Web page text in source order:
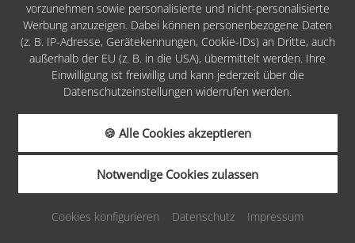
vorzunehmen sowie personalisierte und nicht-personalisierte
Werbung anzuzeigen. Dabei können personenbezogene Daten
(z. B. IP-Adresse, Gerätekennungen, Cookie-IDs) an Dritte, auch
außerhalb der EU (z. B. in die USA), übermittelt werden. Ihre
Einwilligung ist freiwillig und kann jederzeit über die
Datenschutzeinstellungen widerrufen werden.
🍪 Alle Cookies akzeptieren
Notwendige Cookies zulassen
Cookies konfigurieren Datenschutz Impressum
ANFRAGEN BUCHEN
GUTSCHEINE KARRIERE
Sie in der Datenschutzerklärung von Vimeo unter:
https://vimeo.com/privacy.
Das Unternehmen verfügt über eine Zertifizierung nach dem
„EU-US Data Privacy Framework“ (DPF). Der DPF ist ein
Übereinkommen zwischen der Europäischen Union und den
USA, der die Einhaltung europäischer Datenschutzstandards
bei Datenverarbeitungen in den USA gewährleisten soll. Jedes
nach dem DPF zertifizierte Unternehmen verpflichtet sich, diese
Datenschutzstandards einzuhalten. Weitere Informationen
hierzu erhalten Sie vom Anbieter unter folgendem Link:
https://www.dataprivacyframework.gov/participant/5711